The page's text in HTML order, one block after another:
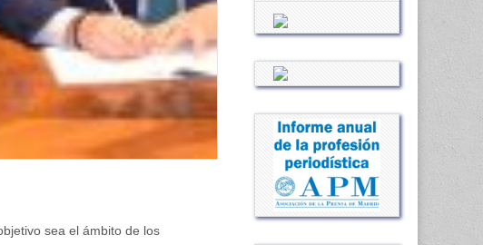
sea el ámbito de los